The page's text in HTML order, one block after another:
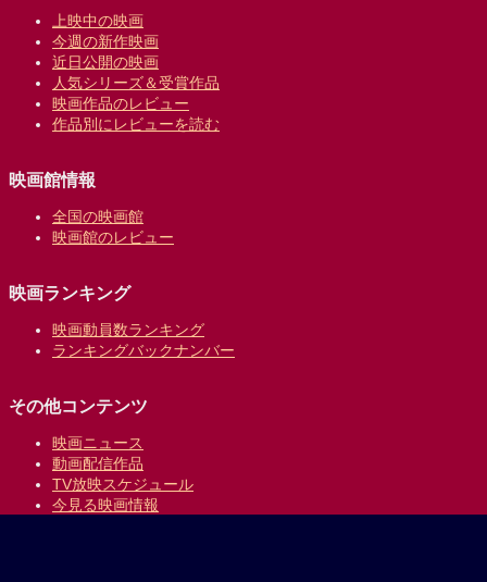
上映中の映画
今週の新作映画
近日公開の映画
人気シリーズ＆受賞作品
映画作品のレビュー
作品別にレビューを読む
映画館情報
全国の映画館
映画館のレビュー
映画ランキング
映画動員数ランキング
ランキングバックナンバー
その他コンテンツ
映画ニュース
動画配信作品
TV放映スケジュール
今見る映画情報